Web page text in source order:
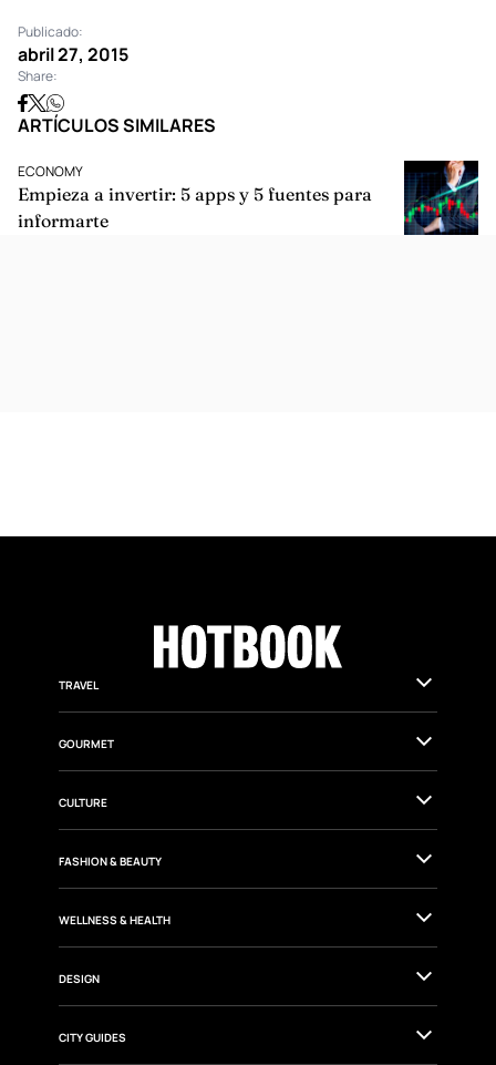
Publicado:
abril 27, 2015
Share:
ARTÍCULOS SIMILARES
ECONOMY
Empieza a invertir: 5 apps y 5 fuentes para
informarte
TRAVEL
GOURMET
CULTURE
FASHION & BEAUTY
WELLNESS & HEALTH
DESIGN
CITY GUIDES